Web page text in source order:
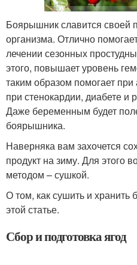
Боярышник славится своей
организма. Отлично
лечении сезонных
этого, повышает уровень
таким образом помогает
при стенокардии, диабете и
Даже беременным будет
боярышника.
Наверняка вам захочется
продукт на зиму. Для этого
методом – сушкой.
О том, как сушить и хранить
этой статье.
Сбор и подготовка ягод